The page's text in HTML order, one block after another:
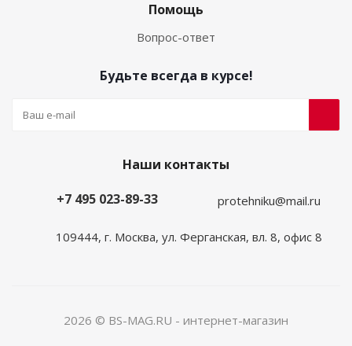
Помощь
Вопрос-ответ
Будьте всегда в курсе!
Наши контакты
+7 495 023-89-33
protehniku@mail.ru
109444, г. Москва, ул. Ферганская, вл. 8, офис 8
2026 © BS-MAG.RU - интернет-магазин